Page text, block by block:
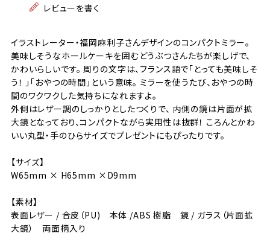
レビューを書く
イラストレーター・福岡麻利子さんデザインのコンパクトミラー。
美味しそうなホールケーキを囲むどうぶつさんたちが楽しげで、
かわいらしいです。 周りの文字は、フランス語で「とっても美味しそ
う！ 」「おやつの時間」という意味。 ミラーを使うたび、おやつの時
間のワクワクした気持ちになれますよ。
外側はレザー調のしっかりとしたつくりで、 内側の鏡は片面が拡
大鏡となっており、コンパクトながら実用性は抜群！ ころんとかわ
いい丸型・手のひらサイズでプレゼントにもぴったりです。
【サイズ】
W65mm × H65mm ×D9mm
【素材】
表面レザー / 合皮（PU) 本体 /ABS 樹脂 鏡 / ガラス（片面拡
大鏡） 両面柄入り